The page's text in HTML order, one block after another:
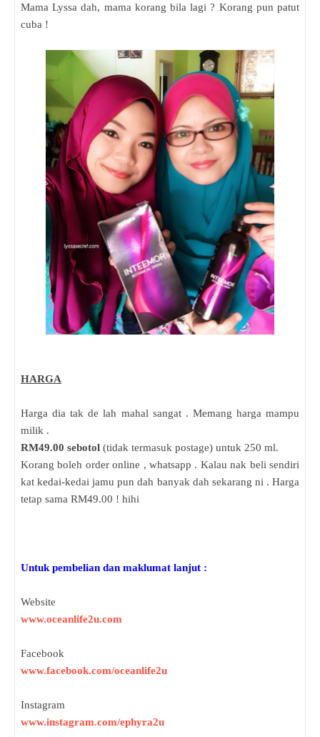
Mama Lyssa dah, mama korang bila lagi ? Korang pun patut
cuba !
HARGA
Harga dia tak de lah mahal sangat . Memang harga mampu
milik .
RM49.00 sebotol (tidak termasuk postage) untuk 250 ml.
Korang boleh order online , whatsapp . Kalau nak beli sendiri
kat kedai-kedai jamu pun dah banyak dah sekarang ni . Harga
tetap sama RM49.00 ! hihi
Untuk pembelian dan maklumat lanjut :
Website
www.oceanlife2u.com
Facebook
www.facebook.com/oceanlife2u
Instagram
www.instagram.com/ephyra2u